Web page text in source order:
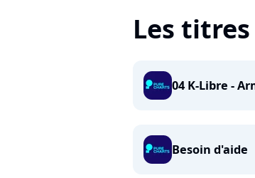
Les
04 K-Libre -
Besoin d'aide